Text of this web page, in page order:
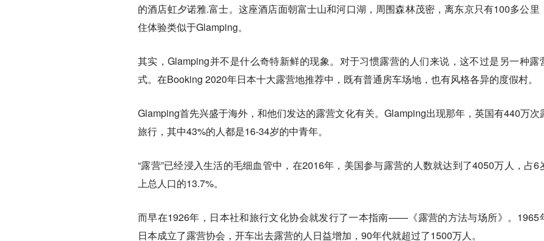
的酒店虹夕诺雅.富士。这座酒店面朝富士山和河口湖，周围森林茂密，离东京只有100多公里
住体验类似于Glamping。
其实，Glamping并不是什么奇特新鲜的现象。对于习惯露营的人们来说，这不过是另一种露
式。在Booking 2020年日本十大露营地推荐中，既有普通房车场地，也有风格各异的度假村。
Glamping首先兴盛于海外，和他们发达的露营文化有关。Glamping出现那年，英国有440万次
旅行，其中43%的人都是16-34岁的中青年。
“露营”已经浸入生活的毛细血管中，在2016年，美国参与露营的人数就达到了4050万人，占6
上总人口的13.7%。
而早在1926年，日本社和旅行文化协会就发行了一本指南——《露营的方法与场所》。1965
日本成立了露营协会，开车出去露营的人日益增加，90年代就超过了1500万人。